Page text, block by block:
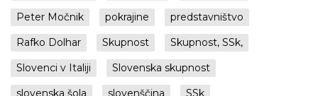
Peter Močnik
pokrajine
predstavništvo
Rafko Dolhar
Skupnost
Skupnost, SSk,
Slovenci v Italiji
Slovenska skupnost
slovenska šola
slovenščina
SSk